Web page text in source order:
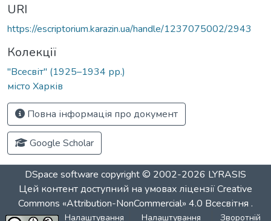
URI
https://escriptorium.karazin.ua/handle/1237075002/2943
Колекції
"Всесвіт" (1925–1934 рр.)
місто Харків
Повна інформація про документ
Google Scholar
DSpace software copyright © 2002-2026 LYRASIS
Цей контент доступний на умовах ліцензіїCreative
Commons «Attribution-NonCommercial» 4.0 Всесвітня .
Налаштування Налаштування Зворотній